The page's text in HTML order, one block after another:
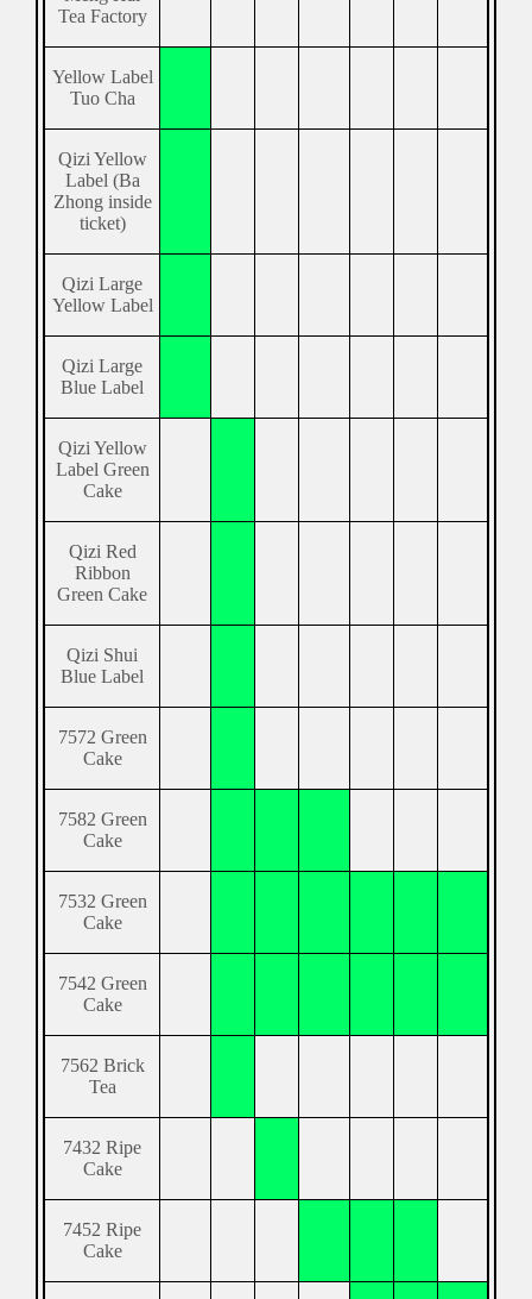
Tea Factory
Yellow Label
Tuo Cha
Qizi Yellow
Label (Ba
Zhong inside
ticket)
Qizi Large
Yellow Label
Qizi Large
Blue Label
Qizi Yellow
Label Green
Cake
Qizi Red
Ribbon
Green Cake
Qizi Shui
Blue Label
7572 Green
Cake
7582 Green
Cake
7532 Green
Cake
7542 Green
Cake
7562 Brick
Tea
7432 Ripe
Cake
7452 Ripe
Cake